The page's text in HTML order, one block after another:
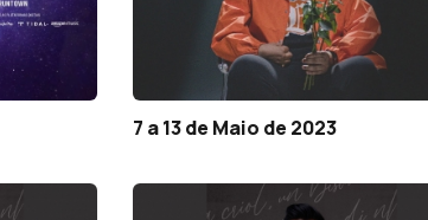
7 a 13 de Maio de 2023